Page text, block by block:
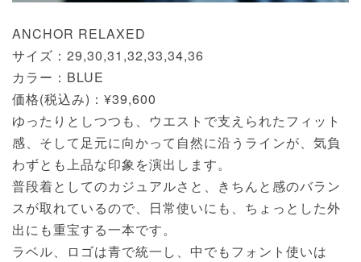
ANCHOR RELAXED
サイズ：29,30,31,32,33,34,36
カラー：BLUE
価格(税込み)：¥39,600
ゆったりとしつつも、ウエストで支えられたフィット
感、そして足元に向かって自然に沿うラインが、気負
わずとも上品な印象を演出します。
普段着としてのカジュアルさと、きちんと感のバラン
スが取れているので、日常使いにも、ちょっとした外
出にも重宝する一本です。
ラベル、ロゴは青で統一し、中でもフォント使いは